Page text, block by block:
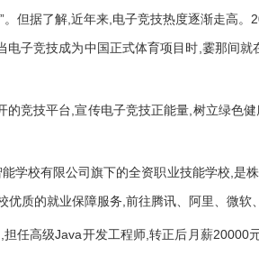
但据了解,近年来,电子竞技热度逐渐走高
子竞技成为中国正式体育项目时,霎那间
竞技平台,宣传电子竞技正能量,树立绿色
学校有限公司旗下的全资职业技能学校,是
质的就业保障服务,前往腾讯、阿里、微
任高级Java开发工程师,转正后月薪